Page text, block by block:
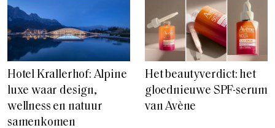
Hotel Krallerhof: Alpine
luxe waar design,
wellness en natuur
samenkomen
Het beautyverdict: het
gloednieuwe SPF-serum
van Avène